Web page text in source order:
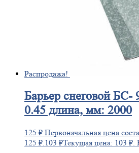
Распродажа!
Барьерснеговой БС-
0.45 длина, мм: 2000
125₽ Первоначальная цена
125 ₽.103 ₽Текущая цена: 103 ₽.